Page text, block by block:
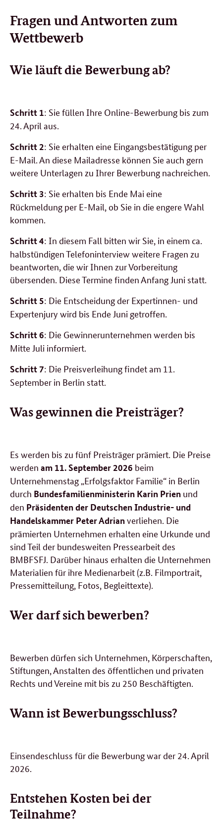
Fragen und Antworten zum
Wettbewerb
Wie läuft die Bewerbung ab?
Schritt 1: Sie füllen Ihre Online-Bewerbung bis zum
24. April aus.
Schritt 2: Sie erhalten eine Eingangsbestätigung per
E-Mail. An diese Mailadresse können Sie auch gern
weitere Unterlagen zu Ihrer Bewerbung nachreichen.
Schritt 3: Sie erhalten bis Ende Mai eine
Rückmeldung per E-Mail, ob Sie in die engere Wahl
kommen.
Schritt 4: In diesem Fall bitten wir Sie, in einem ca.
halbstündigen Telefoninterview weitere Fragen zu
beantworten, die wir Ihnen zur Vorbereitung
übersenden. Diese Termine finden Anfang Juni statt.
Schritt 5: Die Entscheidung der Expertinnen- und
Expertenjury wird bis Ende Juni getroffen.
Schritt 6: Die Gewinnerunternehmen werden bis
Mitte Juli informiert.
Schritt 7: Die Preisverleihung findet am 11.
September in Berlin statt.
Was gewinnen die Preisträger?
Es werden bis zu fünf Preisträger prämiert. Die Preise
werden am 11. September 2026 beim
Unternehmenstag „Erfolgsfaktor Familie“ in Berlin
durch Bundesfamilienministerin Karin Prien und
den Präsidenten der Deutschen Industrie- und
Handelskammer Peter Adrianverliehen. Die
prämierten Unternehmen erhalten eine Urkunde und
sind Teil der bundesweiten Pressearbeit des
BMBFSFJ. Darüber hinaus erhalten die Unternehmen
Materialien für ihre Medienarbeit (z.B. Filmportrait,
Pressemitteilung, Fotos, Begleittexte).
Wer darf sich bewerben?
Bewerben dürfen sich Unternehmen, Körperschaften,
Stiftungen, Anstalten des öffentlichen und privaten
Rechts und Vereine mit bis zu 250 Beschäftigten.
Wann ist Bewerbungsschluss?
Einsendeschluss für die Bewerbung war der 24. April
2026.
Entstehen Kosten bei der
Teilnahme?